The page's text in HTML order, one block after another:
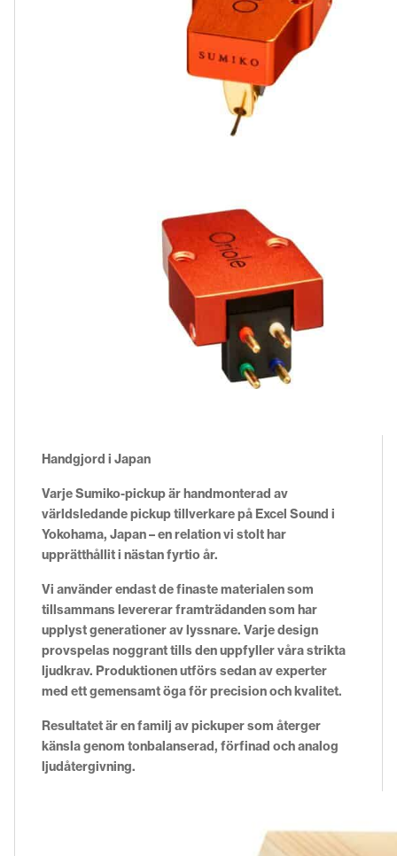
Handgjord i Japan
Varje Sumiko-pickup är handmonterad av
världsledande pickup tillverkare på Excel Sound i
Yokohama, Japan – en relation vi stolt har
upprätthållit i nästan fyrtio år.
Vi använder endast de finaste materialen som
tillsammans levererar framträdanden som har
upplyst generationer av lyssnare. Varje design
provspelas noggrant tills den uppfyller våra strikta
ljudkrav. Produktionen utförs sedan av experter
med ett gemensamt öga för precision och kvalitet.
Resultatet är en familj av pickuper som återger
känsla genom tonbalanserad, förfinad och analog
ljudåtergivning.